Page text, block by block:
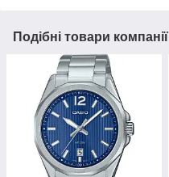
Подібні товари компанії